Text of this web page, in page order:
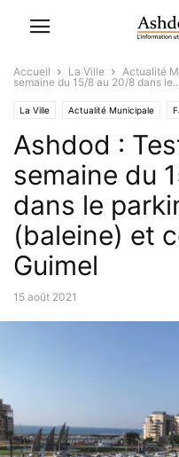
Accueil La Ville Actualité
semaine du 15/8 au 20/8 dans
La Ville Actualité Municipale
Ashdod :
semaine du
dans le
(baleine) et
Guimel
15 août 2021